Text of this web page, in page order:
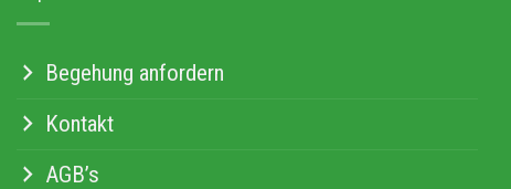
Begehung anfordern
Kontakt
AGB’s